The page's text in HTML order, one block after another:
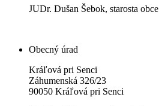
JUDr. Dušan Šebok, starosta obce
Obecný úrad
Kráľová pri Senci
Záhumenská 326/23
90050 Kráľová pri Senci